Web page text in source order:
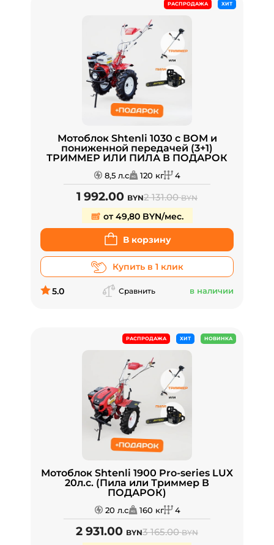
РАСПРОДАЖА ХИТ
Мотоблок Shtenli 1030 с ВОМ и
пониженной передачей (3+1)
ТРИММЕР ИЛИ ПИЛА В ПОДАРОК
8,5 л.с 120 кг 4
1 992.00 BYN2 131.00BYN
от 49,80 BYN/мес.
В корзину
Купить в 1 клик
5.0 Сравнить в наличии
РАСПРОДАЖА ХИТ НОВИНКА
Мотоблок Shtenli 1900 Pro-series LUX
20л.с. (Пила или Триммер В
ПОДАРОК)
20 л.с 160 кг 4
2 931.00 BYN3 165.00BYN